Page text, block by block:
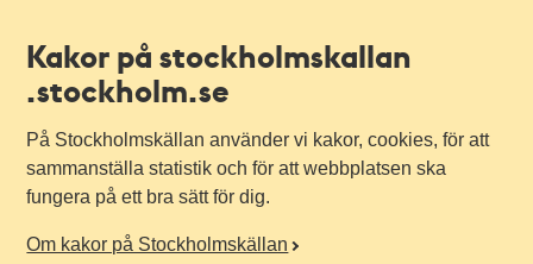
Kakor på stockholmskallan
.stockholm.se
På Stockholmskällan använder vi kakor, cookies, för att
sammanställa statistik och för att webbplatsen ska
fungera på ett bra sätt för dig.
Om kakor på Stockholmskällan